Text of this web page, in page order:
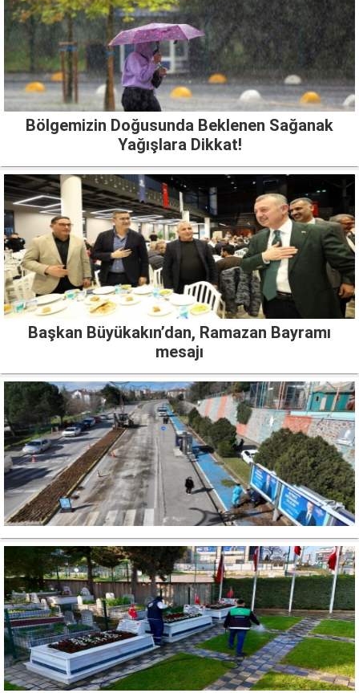
Bölgemizin Doğusunda Beklenen Sağanak
Yağışlara Dikkat!
Başkan Büyükakın’dan, Ramazan Bayramı
mesajı